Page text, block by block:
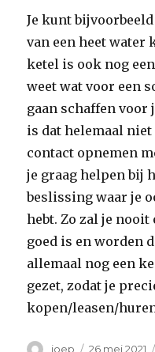
Je kunt
van een heet water
ketel is ook nog
weet wat voor een
gaan schaffen voor
is dat helemaal
contact opnemen
je graag helpen bij
beslissing waar je
hebt. Zo zal je
goed is en worden
allemaal nog een
gezet, zodat je
kopen/leasen/
Auteur
joep Geplaatst
26 mei 2021